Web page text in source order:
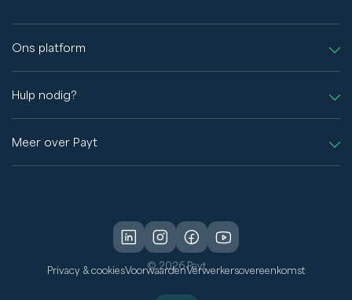
Ons platform
Hulp nodig?
Meer over Payt
© 2026 Payt
Privacy & cookiesVoorwaardenVerwerkersovereenkomst